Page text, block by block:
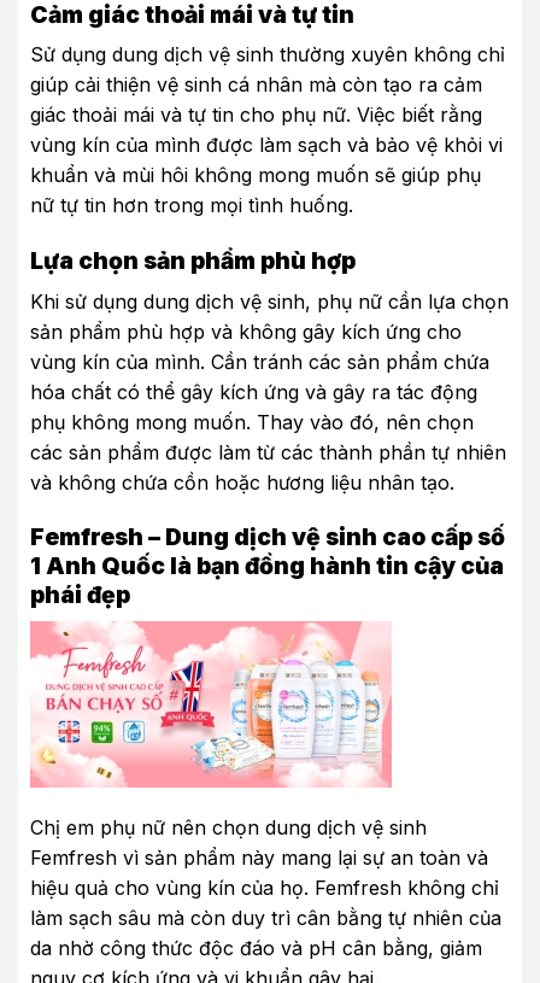
Cảm giác thoải mái và tự tin
Sử dụng dung dịch vệ sinh thường xuyên không chỉ
giúp cải thiện vệ sinh cá nhân mà còn tạo ra cảm
giác thoải mái và tự tin cho phụ nữ. Việc biết rằng
vùng kín của mình được làm sạch và bảo vệ khỏi vi
khuẩn và mùi hôi không mong muốn sẽ giúp phụ
nữ tự tin hơn trong mọi tình huống.
Lựa chọn sản phẩm phù hợp
Khi sử dụng dung dịch vệ sinh, phụ nữ cần lựa chọn
sản phẩm phù hợp và không gây kích ứng cho
vùng kín của mình. Cần tránh các sản phẩm chứa
hóa chất có thể gây kích ứng và gây ra tác động
phụ không mong muốn. Thay vào đó, nên chọn
các sản phẩm được làm từ các thành phần tự nhiên
và không chứa cồn hoặc hương liệu nhân tạo.
Femfresh – Dung dịch vệ sinh cao cấp số
1 Anh Quốc là bạn đồng hành tin cậy của
phái đẹp
Chị em phụ nữ nên chọn dung dịch vệ sinh
Femfresh vì sản phẩm này mang lại sự an toàn và
hiệu quả cho vùng kín của họ. Femfresh không chỉ
làm sạch sâu mà còn duy trì cân bằng tự nhiên của
da nhờ công thức độc đáo và pH cân bằng, giảm
nguy cơ kích ứng và vi khuẩn gây hại.